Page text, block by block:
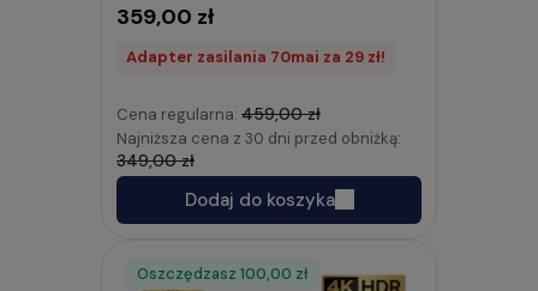
359,00 zł
Adapter zasilania 70mai za 29 zł!
Cena regularna: 459,00 zł
Najniższa cena z 30 dni przed obniżką:
349,00 zł
Dodaj do koszyka
Oszczędzasz 100,00 zł
Rabat